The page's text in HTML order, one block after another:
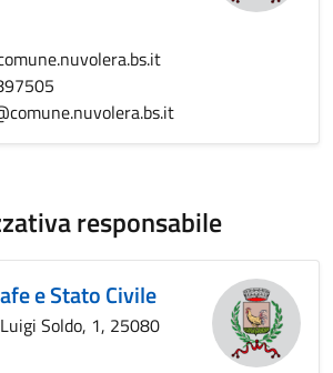
responsabile
e Stato Civile
Soldo, 1, 25080